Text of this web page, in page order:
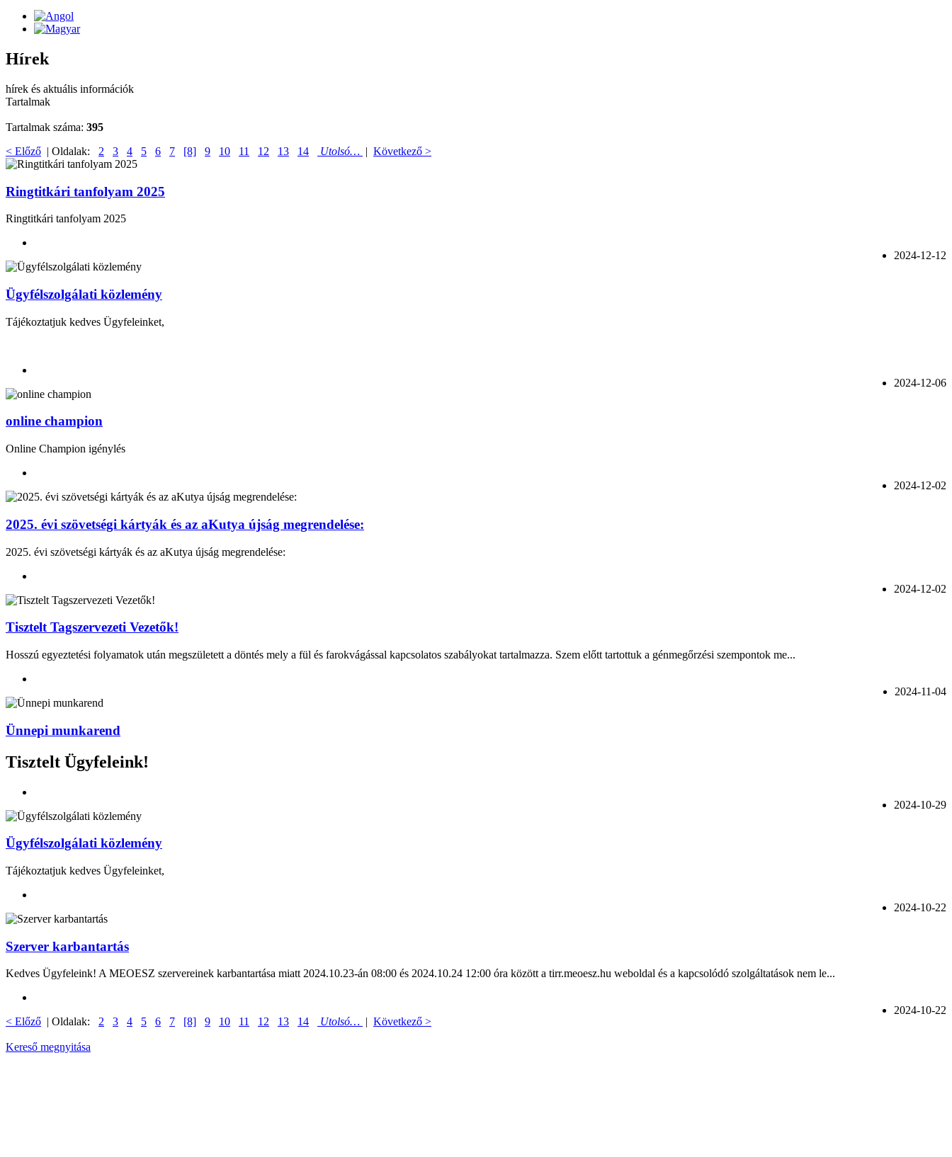
Hírek
hírek és aktuális információk
Tartalmak
Tartalmak száma: 395
< Előző | Oldalak: 2 3 4 5 6 7 [8] 9 10 11 12 13 14 Utolsó… | Következő >
Ringtitkári tanfolyam 2025
Ringtitkári tanfolyam 2025
2024-12-12
Ügyfélszolgálati közlemény
Tájékoztatjuk kedves Ügyfeleinket,
2024-12-06
online champion
Online Champion igénylés
2024-12-02
2025. évi szövetségi kártyák és az aKutya újság megrendelése:
2025. évi szövetségi kártyák és az aKutya újság megrendelése:
2024-12-02
Tisztelt Tagszervezeti Vezetők!
Hosszú egyeztetési folyamatok után megszületett a döntés mely a fül és farokvágással kapcsolatos szabályokat tartalmazza. Szem előtt tartottuk a génmegőrzési szempontok me...
2024-11-04
Ünnepi munkarend
Tisztelt Ügyfeleink!
2024-10-29
Ügyfélszolgálati közlemény
Tájékoztatjuk kedves Ügyfeleinket,
2024-10-22
Szerver karbantartás
Kedves Ügyfeleink! A MEOESZ szervereinek karbantartása miatt 2024.10.23-án 08:00 és 2024.10.24 12:00 óra között a tirr.meoesz.hu weboldal és a kapcsolódó szolgáltatások nem le...
2024-10-22
< Előző | Oldalak: 2 3 4 5 6 7 [8] 9 10 11 12 13 14 Utolsó… | Következő >
Kereső megnyitása